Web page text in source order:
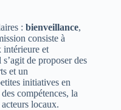
: bienveillance,
consiste à
intérieure et
de proposer des
et un
initiatives en
compétences, la
locaux.